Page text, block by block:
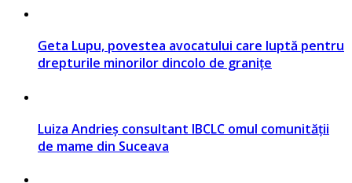
Geta Lupu, povestea avocatului care luptă pentru
drepturile minorilor dincolo de granițe
Luiza Andrieș consultant IBCLC omul comunității
de mame din Suceava